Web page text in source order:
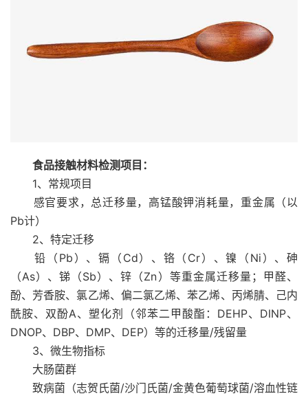
食品接触材料检测项目：
1、常规项目
感官要求，总迁移量，高锰酸钾消耗量，重金属（以
Pb计）
2、特定迁移
铅（Pb）、镉（Cd）、铬（Cr）、镍（Ni）、砷
（As）、锑（Sb）、锌（Zn）等重金属迁移量；甲醛、
酚、芳香胺、氯乙烯、偏二氯乙烯、苯乙烯、丙烯腈、己内
酰胺、双酚A、塑化剂（邻苯二甲酸酯：DEHP、DINP、
DNOP、DBP、DMP、DEP）等的迁移量/残留量
3、微生物指标
大肠菌群
致病菌（志贺氏菌/沙门氏菌/金黄色葡萄球菌/溶血性链